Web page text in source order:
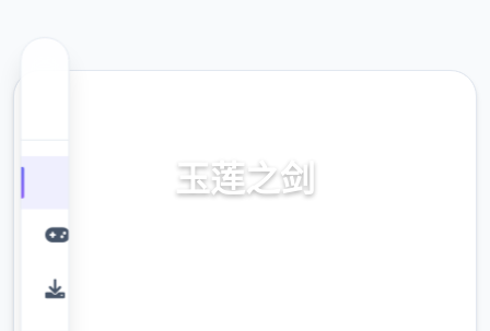
玉莲之剑
首页，官方面向简体中文，中文加载，不收费